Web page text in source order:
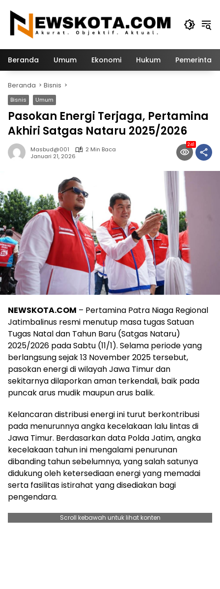
konten
Beranda Umum Ekonomi Hukum
Beranda Bisnis
Bisnis Umum
Pasokan Energi Terjaga, Pertamina
Akhiri Satgas Nataru 2025/2026
Masbud@001
2 Min Baca
Januari 21, 2026
241
NEWSKOTA.COM – Pertamina Patra Niaga Regional
Jatimbalinus resmi menutup masa tugas Satuan
Tugas Natal dan Tahun Baru (Satgas Nataru)
2025/2026 pada Sabtu (11/1). Selama periode yang
berlangsung sejak 13 November 2025 tersebut,
pasokan energi di wilayah Jawa Timur dan
sekitarnya dilaporkan aman terkendali, baik pada
puncak arus mudik maupun arus balik.
Kelancaran distribusi energi ini turut berkontribusi
pada menurunnya angka kecelakaan lalu lintas di
Jawa Timur. Berdasarkan data Polda Jatim, angka
kecelakaan tahun ini mengalami penurunan
dibanding tahun sebelumnya, yang salah satunya
didukung oleh ketersediaan energi yang memadai
serta fasilitas istirahat yang disediakan bagi
pengendara.
Scroll kebawah untuk lihat konten